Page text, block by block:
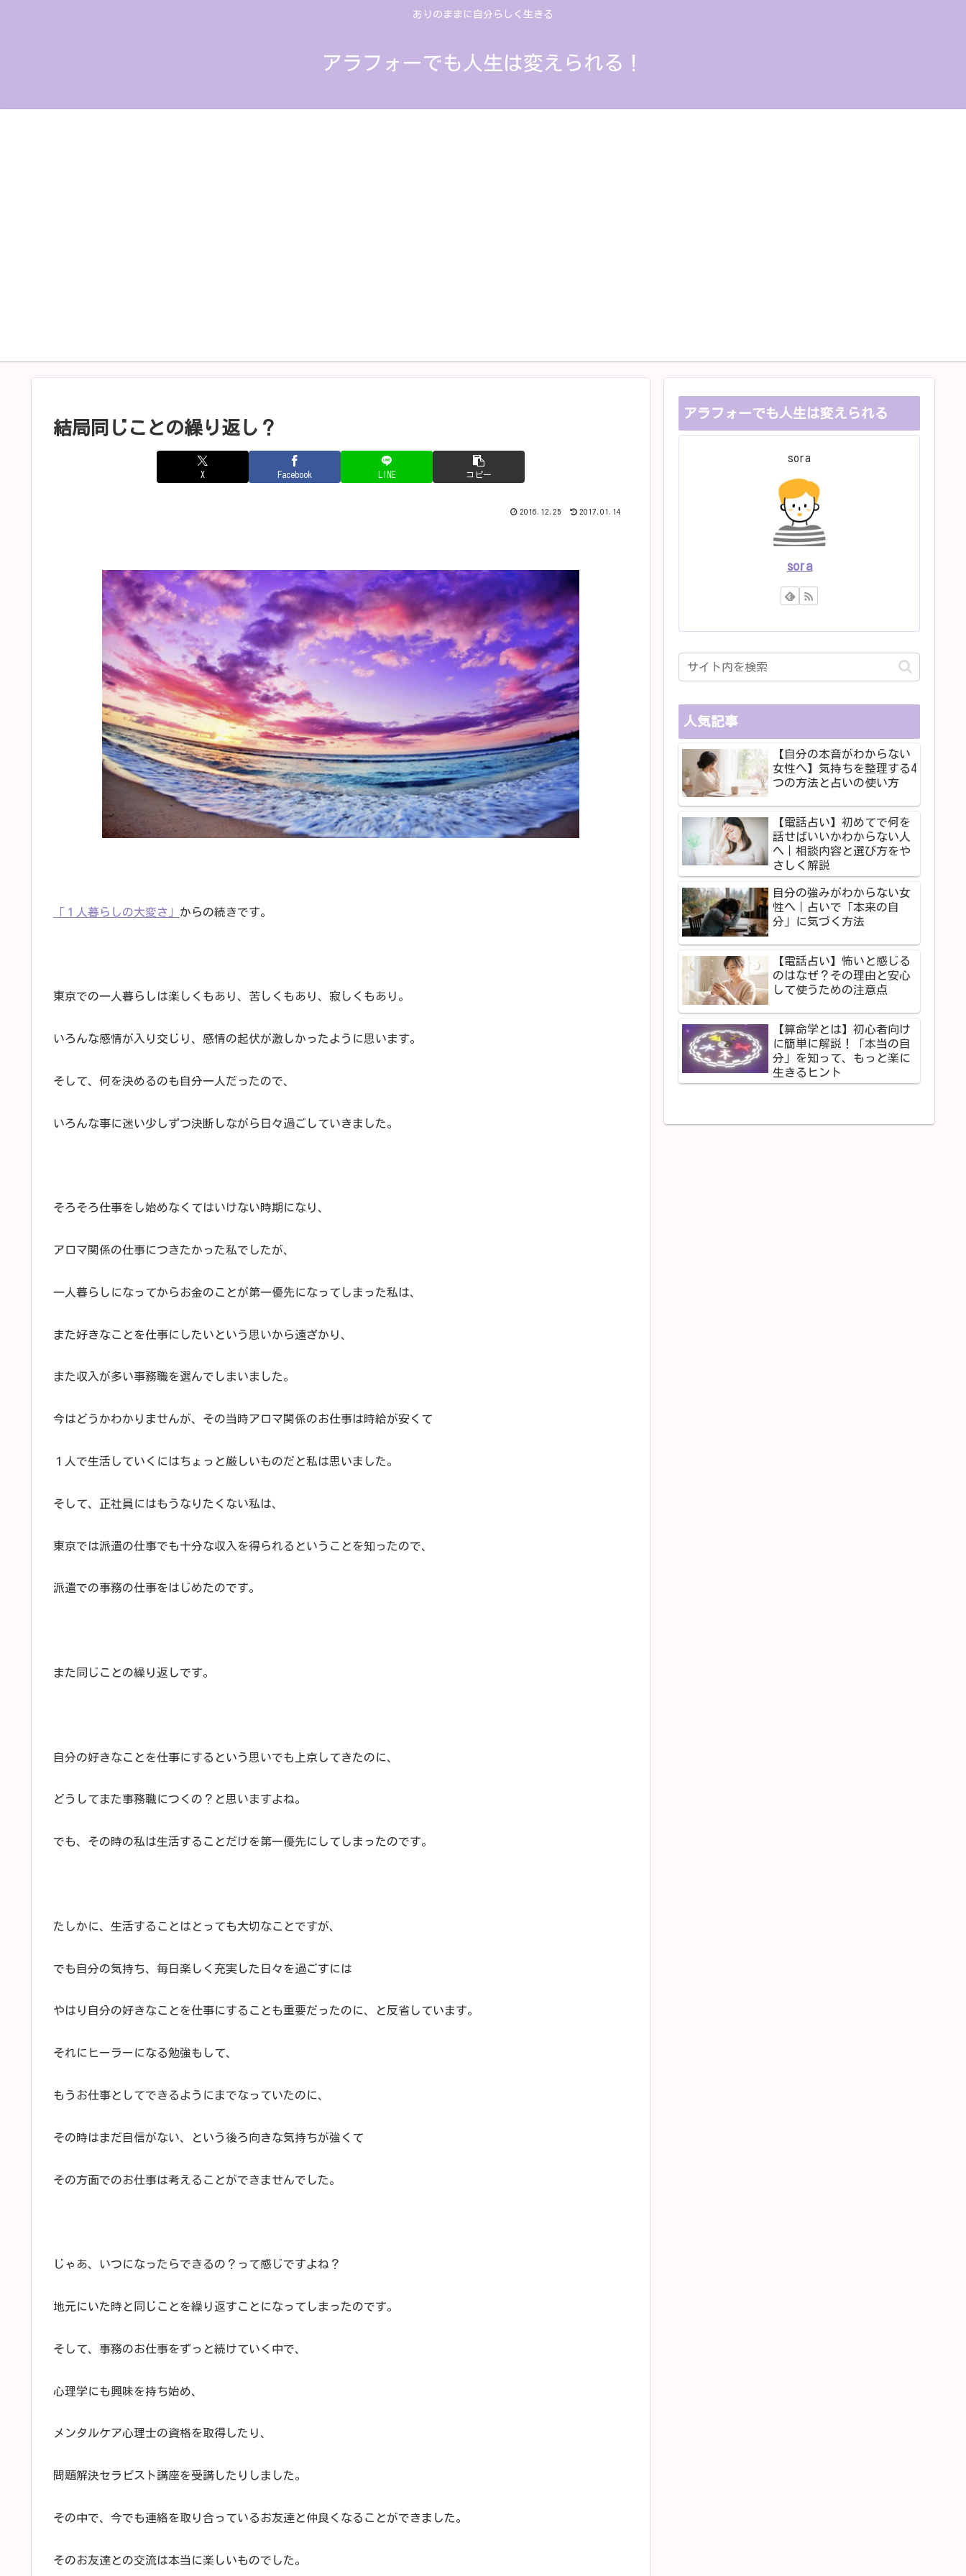
ありのままに自分らしく生きる
アラフォーでも人生は変えられる！
結局同じことの繰り返し？
X Facebook LINE コピー
2016.12.25 2017.01.14
「１人暮らしの大変さ」 からの続きです。
東京での一人暮らしは楽しくもあり、苦しくもあり、寂しくもあり。
いろんな感情が入り交じり、感情の起伏が激しかったように思います。
そして、何を決めるのも自分一人だったので、
いろんな事に迷い少しずつ決断しながら日々過ごしていきました。
そろそろ仕事をし始めなくてはいけない時期になり、
アロマ関係の仕事につきたかった私でしたが、
一人暮らしになってからお金のことが第一優先になってしまった私は、
また好きなことを仕事にしたいという思いから遠ざかり、
また収入が多い事務職を選んでしまいました。
今はどうかわかりませんが、その当時アロマ関係のお仕事は時給が安くて
１人で生活していくにはちょっと厳しいものだと私は思いました。
そして、正社員にはもうなりたくない私は、
東京では派遣の仕事でも十分な収入を得られるということを知ったので、
派遣での事務の仕事をはじめたのです。
また同じことの繰り返しです。
自分の好きなことを仕事にするという思いでも上京してきたのに、
どうしてまた事務職につくの？と思いますよね。
でも、その時の私は生活することだけを第一優先にしてしまったのです。
たしかに、生活することはとっても大切なことですが、
でも自分の気持ち、毎日楽しく充実した日々を過ごすには
やはり自分の好きなことを仕事にすることも重要だったのに、と反省しています。
それにヒーラーになる勉強もして、
もうお仕事としてできるようにまでなっていたのに、
その時はまだ自信がない、という後ろ向きな気持ちが強くて
その方面でのお仕事は考えることができませんでした。
じゃあ、いつになったらできるの？って感じですよね？
地元にいた時と同じことを繰り返すことになってしまったのです。
そして、事務のお仕事をずっと続けていく中で、
心理学にも興味を持ち始め、
メンタルケア心理士の資格を取得したり、
問題解決セラピスト講座を受講したりしました。
その中で、今でも連絡を取り合っているお友達と仲良くなることができました。
そのお友達との交流は本当に楽しいものでした。
アラフォーでも人生は変えられる
sora
sora
人気記事
【自分の本音がわからない
女性へ】気持ちを整理する4
つの方法と占いの使い方
【電話占い】初めてで何を
話せばいいかわからない人
へ｜相談内容と選び方をや
さしく解説
自分の強みがわからない女
性へ｜占いで「本来の自
分」に気づく方法
【電話占い】怖いと感じる
のはなぜ？その理由と安心
して使うための注意点
【算命学とは】初心者向け
に簡単に解説！「本当の自
分」を知って、もっと楽に
生きるヒント